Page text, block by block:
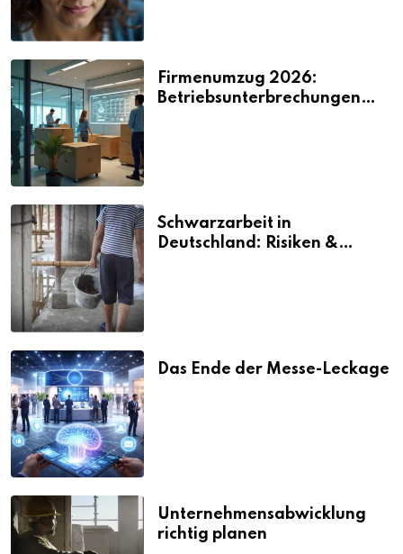
Firmenumzug 2026:
Betriebsunterbrechungen
Schwarzarbeit in
Deutschland: Risiken &
Das Ende der Messe-Leckage
Unternehmensabwicklung
richtig planen